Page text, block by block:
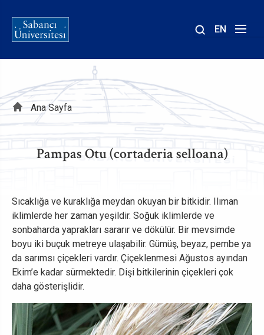
EN
Sayfa
yolu
Ana Sayfa
Pampas Otu (cortaderia selloana)
Sıcaklığa ve kuraklığa meydan okuyan bir bitkidir. Ilıman
iklimlerde her zaman yeşildir. Soğuk iklimlerde ve
sonbaharda yaprakları sararır ve dökülür. Bir mevsimde
boyu iki buçuk metreye ulaşabilir. Gümüş, beyaz, pembe ya
da sarımsı çiçekleri vardır. Çiçeklenmesi Ağustos ayından
Ekim’e kadar sürmektedir. Dişi bitkilerinin çiçekleri çok
daha gösterişlidir.